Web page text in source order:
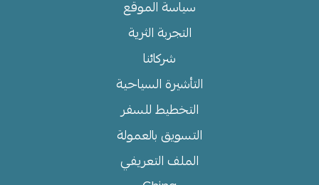
سياسة الموقع
التجربة الثرية
شركائنا
التأشيرة السياحية
التخطيط للسفر
التسويق بالعمولة
الملف التعريفي